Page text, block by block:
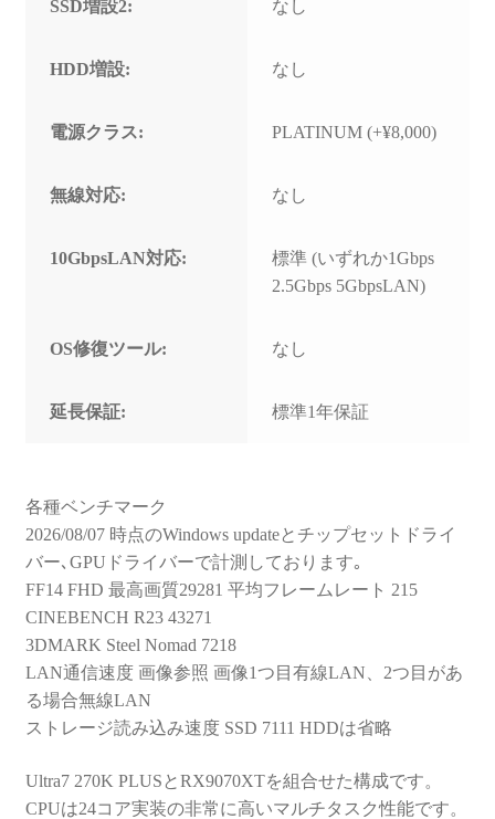
SSD増設2: なし
HDD増設: なし
電源クラス: PLATINUM (+¥8,000)
無線対応: なし
10GbpsLAN対応:
標準 (いずれか1Gbps
2.5Gbps 5GbpsLAN)
OS修復ツール: なし
延長保証: 標準1年保証
各種ベンチマーク
2026/08/07 時点のWindows updateとチップセットドライ
バー､GPUドライバーで計測しております｡
FF14 FHD 最高画質29281 平均フレームレート 215
CINEBENCH R23 43271
3DMARK Steel Nomad 7218
LAN通信速度 画像参照 画像1つ目有線LAN、2つ目があ
る場合無線LAN
ストレージ読み込み速度 SSD 7111 HDDは省略
Ultra7 270K PLUSとRX9070XTを組合せた構成です。
CPUは24コア実装の非常に高いマルチタスク性能です。